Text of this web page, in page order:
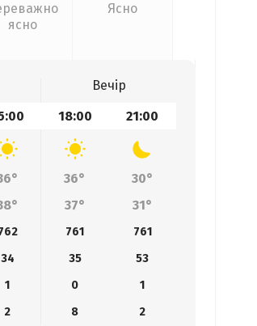
ясно
Ясно
Вечір
18:00 21:00
36°
30°
37° 31°
761
761
34 35
53
1 0
1
2 8 2